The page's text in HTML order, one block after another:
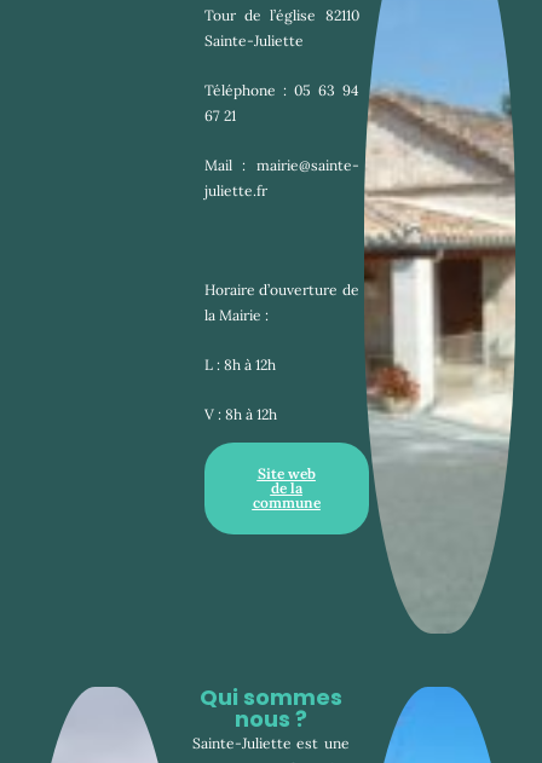
Tour de l’église 82110
Sainte-Juliette
Téléphone : 05 63 94
67 21
Mail : mairie@sainte-
juliette.fr
Horaire d’ouverture de
la Mairie :
L : 8h à 12h
V : 8h à 12h
Site web
de la
commune
Qui sommes
nous ?
Sainte-Juliette est une